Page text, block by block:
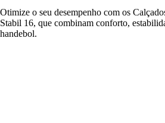
Otimize o seu desempenho com os
Stabil 16, que combinam conforto,
handebol.